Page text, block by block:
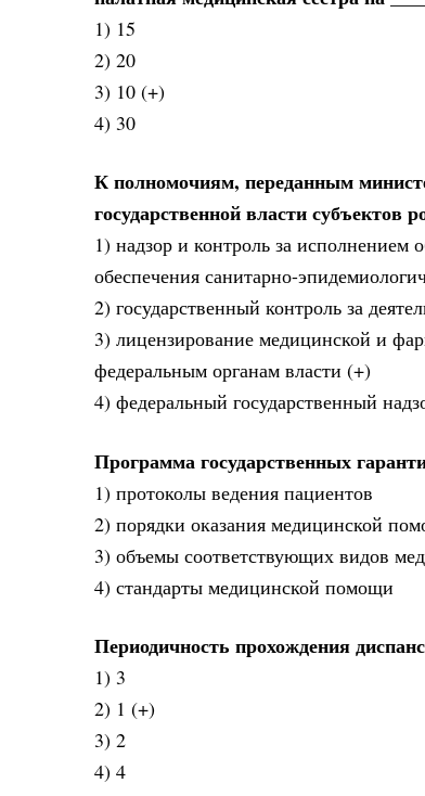
1) 15
2) 20
3) 10 (+)
4) 30
К полномочиям, переданным
государственной власти субъектов
1) надзор и контроль за исполнением
обеспечения санитарно-
2) государственный контроль за
3) лицензирование медицинской и
федеральным органам власти (+)
4) федеральный государственный
Программа государственных
1) протоколы ведения пациентов
2) порядки оказания медицинской
3) объемы соответствующих видов
4) стандарты медицинской помощи
Периодичность прохождения
1) 3
2) 1 (+)
3) 2
4) 4